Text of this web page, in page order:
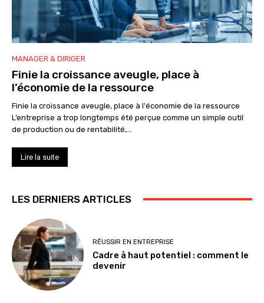
MANAGER & DIRIGER
Finie la croissance aveugle, place à
l’économie de la ressource
Finie la croissance aveugle, place à l'économie de la ressource
L’entreprise a trop longtemps été perçue comme un simple outil
de production ou de rentabilité,...
Lire la suite
LES DERNIERS ARTICLES
RÉUSSIR EN ENTREPRISE
Cadre à haut potentiel : comment le
devenir